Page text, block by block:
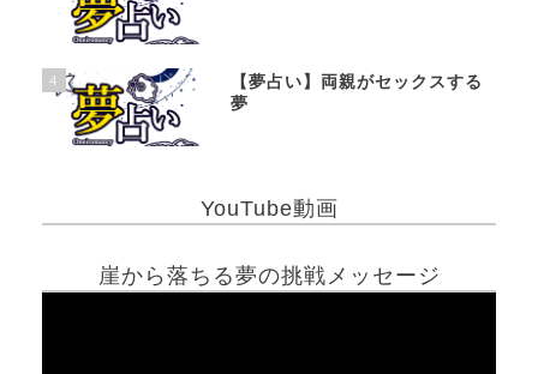
4
【夢占い】両親がセックスする
夢
YouTube動画
崖から落ちる夢の挑戦メッセージ